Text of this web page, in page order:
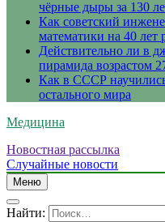
чёрные дыры за 130
Как советский
математики на 40 лет
Действительно ли в
пирамида возрастом
Как в СССР
остального мира
Медицина
Новостная рассылка
Случайные новости
Меню
Найти: